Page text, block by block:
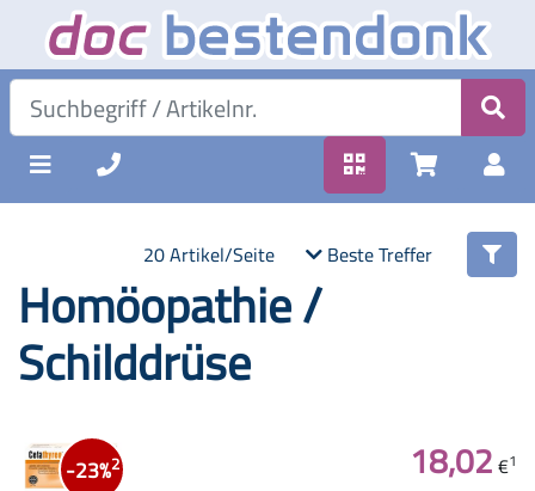
20 Artikel/Seite Beste Treffer
Homöopathie /
Schilddrüse
-23%2 18,02€1